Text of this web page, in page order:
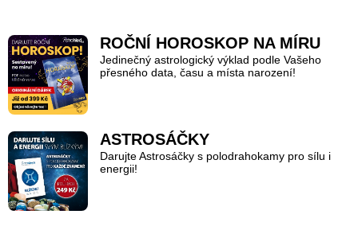
ROČNÍ HOROSKOP NA MÍRU
Jedinečný astrologický výklad podle Vašeho
přesného data, času a místa narození!
ASTROSÁČKY
Darujte Astrosáčky s polodrahokamy pro sílu i
energii!